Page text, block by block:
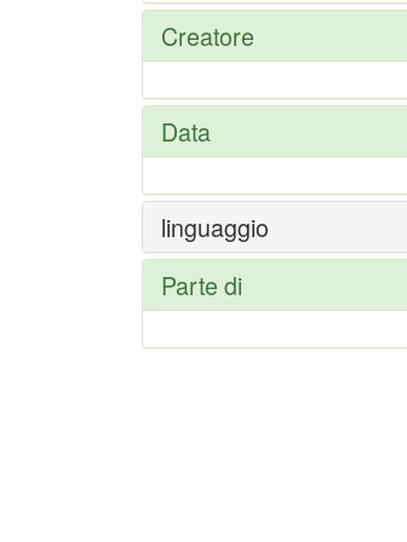
Creatore
Data
linguaggio
Parte di